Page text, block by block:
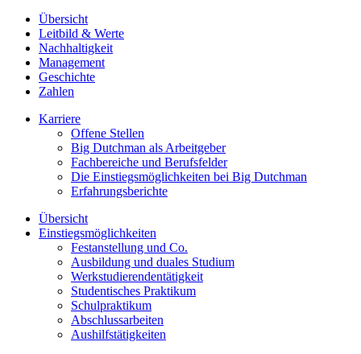
Übersicht
Leitbild & Werte
Nachhaltigkeit
Management
Geschichte
Zahlen
Karriere
Offene Stellen
Big Dutchman als Arbeitgeber
Fachbereiche und Berufsfelder
Die Einstiegsmöglichkeiten bei Big Dutchman
Erfahrungsberichte
Übersicht
Einstiegsmöglichkeiten
Festanstellung und Co.
Ausbildung und duales Studium
Werkstudierendentätigkeit
Studentisches Praktikum
Schulpraktikum
Abschlussarbeiten
Aushilfstätigkeiten